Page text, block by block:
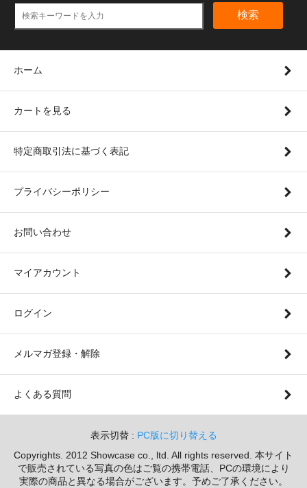
検索
ホーム
カートを見る
特定商取引法に基づく表記
プライバシーポリシー
お問い合わせ
マイアカウント
ログイン
メルマガ登録・解除
よくある質問
表示切替 : PC版に切り替える
Copyrights. 2012 Showcase co., ltd. All rights reserved. 本サイト
で販売されている写真の色はご覧の携帯電話、PCの環境により
実際の商品と異なる場合がございます。予めご了承ください。